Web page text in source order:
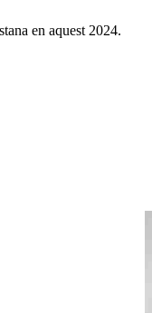
en aquest 2024.